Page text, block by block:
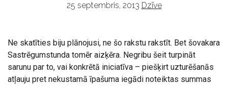
25 septembris, 2013 Dzīve
Ne skatīties biju plānojusi, ne šo rakstu rakstīt. Bet šovakara
Sastrēgumstunda tomēr aizķēra. Negribu šeit turpināt
sarunu par to, vai konkrētā iniciatīva – piešķirt uzturēšanās
atļauju pret nekustamā īpašuma iegādi noteiktas summas